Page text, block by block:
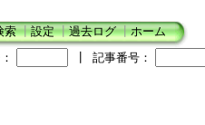
索┃設定┃過去ログ┃ホーム
記事番号：